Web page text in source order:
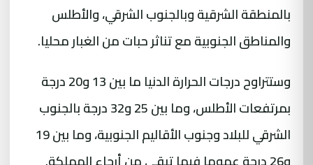
بالمنطقة الشرقية وبالجنوب الشرقي، والأطلس
والمناطق الجنوبية مع تناثر حبات من الغبار محليا.
وستتراوح درجات الحرارة الدنيا ما بين 13 و20 درجة
بمرتفعات الأطلس، وما بين 25 و32 درجة بالجنوب
الشرقي للبلاد وجنوب الأقاليم الجنوبية، وما بين 19